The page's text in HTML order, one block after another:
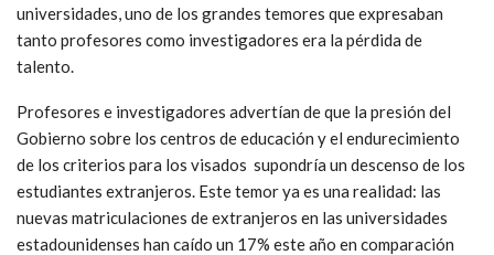
universidades, uno de los grandes temores que expresaban
tanto profesores como investigadores era la pérdida de
talento.
Profesores e investigadores advertían de que la presión del
Gobierno sobre los centros de educación y el endurecimiento
de los criterios para los visados supondría un descenso de los
estudiantes extranjeros. Este temor ya es una realidad: las
nuevas matriculaciones de extranjeros en las universidades
estadounidenses han caído un 17% este año en comparación